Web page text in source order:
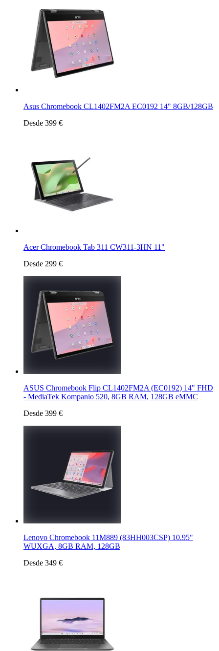
Asus Chromebook CL1402FM2A EC0192 14" 8GB/128GB
Desde 399 €
Acer Chromebook Tab 311 CW311-3HN 11"
Desde 299 €
ASUS Chromebook Flip CL1402FM2A (EC0192) 14" FHD
- MediaTek Kompanio 520, 8GB RAM, 128GB eMMC
Desde 399 €
Lenovo Chromebook 11M889 (83HH003CSP) 10.95"
WUXGA, 8GB RAM, 128GB
Desde 349 €